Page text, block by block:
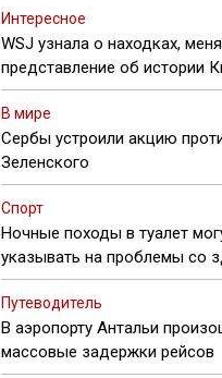
Интересное
WSJ узнала о находках,
представление об истории
В мире
Сербы устроили акцию
Зеленского
Спорт
Ночные походы в туалет
указывать на проблемы со
Путеводитель
В аэропорту Антальи
массовые задержки рейсов